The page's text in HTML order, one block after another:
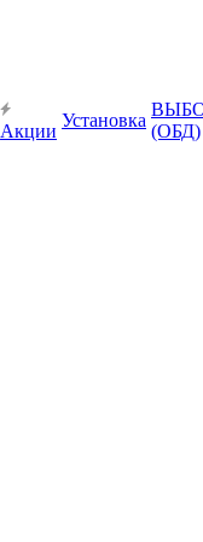
Акции
Установка
(ОБД)